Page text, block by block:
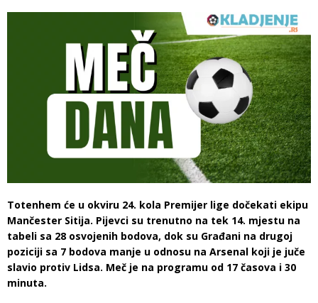
Totenhem će u okviru 24. kola Premijer lige dočekati ekipu
Mančester Sitija. Pijevci su trenutno na tek 14. mjestu na
tabeli sa 28 osvojenih bodova, dok su Građani na drugoj
poziciji sa 7 bodova manje u odnosu na Arsenal koji je juče
slavio protiv Lidsa. Meč je na programu od 17 časova i 30
minuta.